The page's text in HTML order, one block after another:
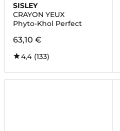
SISLEY
CRAYON YEUX
Phyto-Khol Perfect
63,10 €
4,4 (133)